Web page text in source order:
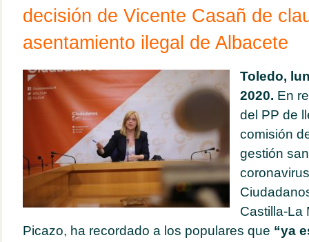
decisión de Vicente Casañ de
asentamiento ilegal de Albacete
Toledo,
2020. En
del PP de
comisión
gestión
Castilla-La
Picazo, ha recordado a los populares que “ya